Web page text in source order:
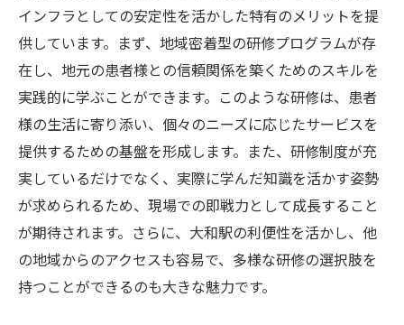
インフラとしての安定性を活かした特有のメリットを提
供しています。まず、地域密着型の研修プログラムが存
在し、地元の患者様との信頼関係を築くためのスキルを
実践的に学ぶことができます。このような研修は、患者
様の生活に寄り添い、個々のニーズに応じたサービスを
提供するための基盤を形成します。また、研修制度が充
実しているだけでなく、実際に学んだ知識を活かす姿勢
が求められるため、現場での即戦力として成長すること
が期待されます。さらに、大和駅の利便性を活かし、他
の地域からのアクセスも容易で、多様な研修の選択肢を
持つことができるのも大きな魅力です。